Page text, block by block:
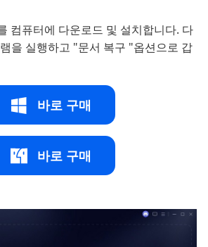
컴퓨터에 다운로드 및 설치합니다. 다
을 실행하고 "문서 복구 "옵션으로 갑
바로 구매
바로 구매